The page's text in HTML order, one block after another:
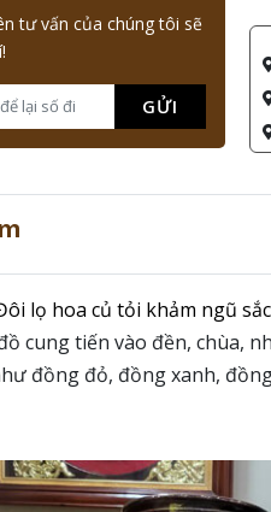
tư vấn của chúng tôi sẽ
GỬI
lọ hoa củ tỏi khảm ngũ
cung tiến vào đền, chùa,
đồng đỏ, đồng xanh,